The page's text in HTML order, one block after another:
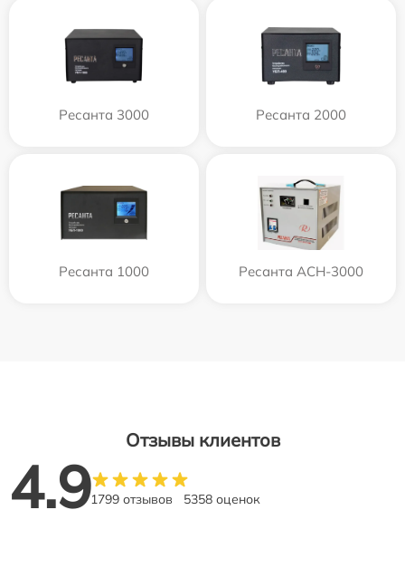
Ресанта 3000 Ресанта 2000
Ресанта 1000 Ресанта АСН-3000
Отзывы клиентов
4.91799 отзывов 5358 оценок